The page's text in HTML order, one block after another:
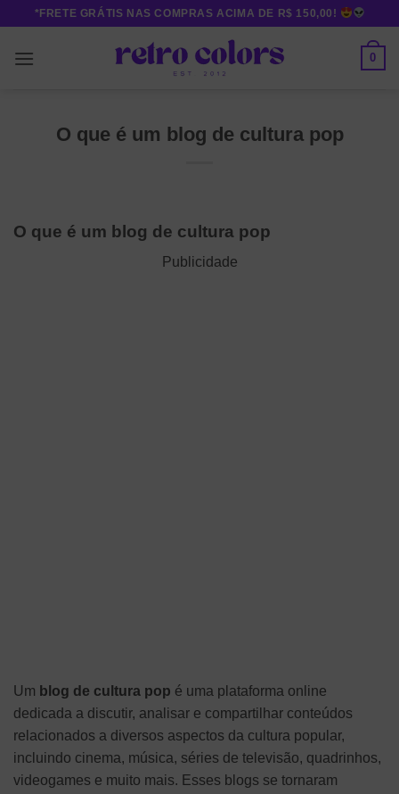
content
*FRETE GRÁTIS NAS COMPRAS ACIMA DE R$ 150,00!
0
O que é um blog de cultura pop
O que é um blog de cultura pop
Publicidade
Um blog de cultura pop é uma plataforma online
dedicada a discutir, analisar e compartilhar conteúdos
relacionados a diversos aspectos da cultura popular,
incluindo cinema, música, séries de televisão, quadrinhos,
videogames e muito mais. Esses blogs se tornaram